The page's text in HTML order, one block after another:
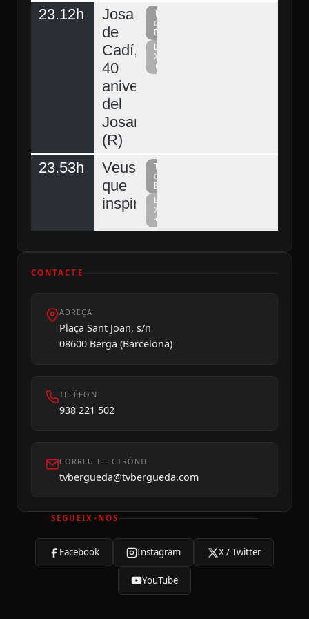
23.12h
Josa
de
Cadí,
40
aniversari
del
Josart
(R)
Televisió
del
Berguedà
La
Xarxa
+
23.53h
Veus
que
inspiren
Televisió
del
Berguedà
La
Xarxa
+
CONTACTE
ADREÇA
Plaça Sant Joan, s/n
08600 Berga (Barcelona)
TELÈFON
938 221 502
CORREU ELECTRÒNIC
tvbergueda@tvbergueda.com
SEGUEIX-NOS
Facebook Instagram X / Twitter
YouTube